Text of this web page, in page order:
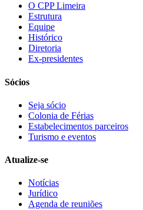
O CPP Limeira
Estrutura
Equipe
Histórico
Diretoria
Ex-presidentes
Sócios
Seja sócio
Colonia de Férias
Estabelecimentos parceiros
Turismo e eventos
Atualize-se
Notícias
Jurídico
Agenda de reuniões